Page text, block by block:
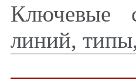
Ключевые
линий,